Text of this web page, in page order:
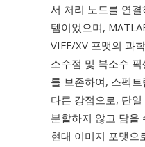
서 처리 노드를 연
템이었으며,
VIFF/XV 포맷의 과
소수점 및 복소수
를 보존하여, 스펙
다른 강점으로, 단
분할하지 않고 담을
현대 이미지 포맷으